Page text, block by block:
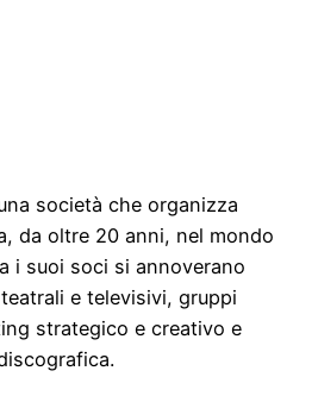
società che organizza
da oltre 20 anni, nel mondo
i suoi soci si annoverano
e televisivi, gruppi
strategico e creativo e